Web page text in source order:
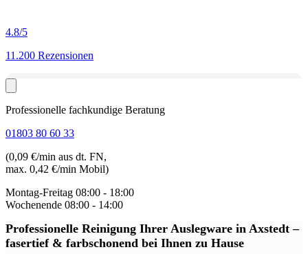
4.8/5
11.200 Rezensionen
Professionelle fachkundige Beratung
01803 80 60 33
(0,09 €/min aus dt. FN,
max. 0,42 €/min Mobil)
Montag-Freitag 08:00 - 18:00
Wochenende 08:00 - 14:00
Professionelle Reinigung Ihrer Auslegware in Axstedt–
fasertief & farbschonend bei Ihnen zu Hause